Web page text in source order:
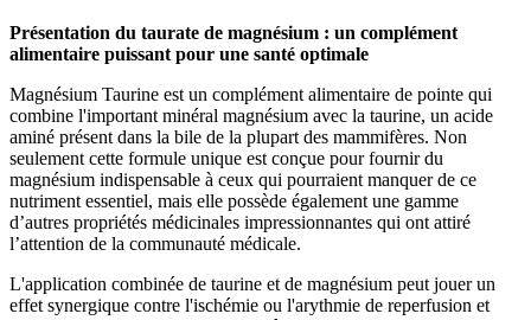
Présentation du taurate de magnésium : un complément
alimentaire puissant pour une santé optimale
Magnésium Taurine est un complément alimentaire de pointe qui
combine l'important minéral magnésium avec la taurine, un acide
aminé présent dans la bile de la plupart des mammifères. Non
seulement cette formule unique est conçue pour fournir du
magnésium indispensable à ceux qui pourraient manquer de ce
nutriment essentiel, mais elle possède également une gamme
d’autres propriétés médicinales impressionnantes qui ont attiré
l’attention de la communauté médicale.
L'application combinée de taurine et de magnésium peut jouer un
effet synergique contre l'ischémie ou l'arythmie de reperfusion et